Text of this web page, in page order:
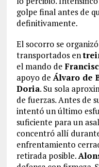
golpe final antes de
definitivamente.
El socorro se
transportados en
el mando de
apoyo de Álvaro de
Doria. Su sola
de fuerzas. Antes de
intentó un último
suficiente para un
concentró allí
enfrentamiento
retirada posible.